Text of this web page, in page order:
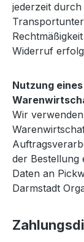
jederzeit
Widerruf
Nutzung
Wir
der Bestellung
Daten an
Darmstadt